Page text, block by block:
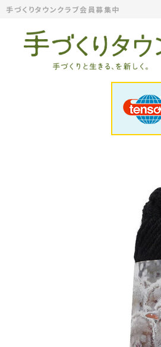
手づくりタウンクラブ会員募集中